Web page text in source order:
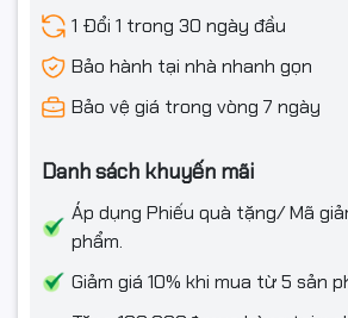
1 Đổi 1 trong 30 ngày đầu
Bảo hành tại nhà nhanh gọn
Bảo vệ giá trong vòng 7 ngày
Danh sách khuyến mãi
Áp dụng Phiếu quà tặng/ Mã
phẩm.
Giảm giá 10% khi mua từ 5 sản
#CameraAnNinhWifi
#CameraEzvizNgoaiTroi #CameraIP67